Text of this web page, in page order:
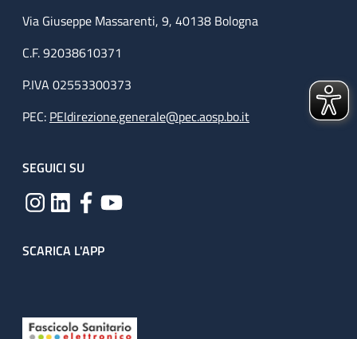
Via Giuseppe Massarenti, 9, 40138 Bologna
C.F. 92038610371
P.IVA 02553300373
PEC: PEIdirezione.generale@pec.aosp.bo.it
SEGUICI SU
SCARICA L'APP